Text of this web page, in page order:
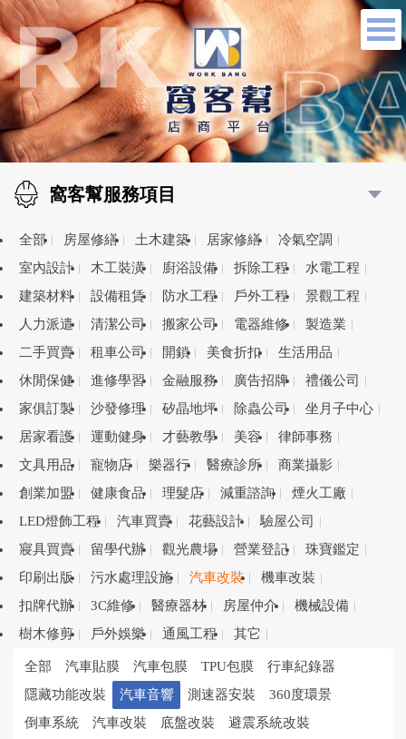
窩客幫服務項目
全部 房屋修繕 土木建築 居家修繕
冷氣空調
室內設計
木工裝潢 廚浴設備 拆除工程
水電工程
建築材料
設備租賃 防水工程 戶外工程
景觀工程
人力派遣
清潔公司 搬家公司 電器維修
製造業
二手買賣
租車公司 開鎖 美食折扣
生活用品
休閒保健
進修學習 金融服務 廣告招牌
禮儀公司
家俱訂製
沙發修理 矽晶地坪 除蟲公司
坐月子中心
居家看護
運動健身 才藝教學 美容
律師事務
文具用品
寵物店 樂器行 醫療診所
商業攝影
創業加盟
健康食品 理髮店 減重諮詢
煙火工廠
LED燈飾工程
汽車買賣 花藝設計
驗屋公司
寢具買賣
留學代辦 觀光農場 營業登記
珠寶鑑定
印刷出版
污水處理設施 汽車改裝
機車改裝
扣牌代辦
3C維修 醫療器材 房屋仲介
機械設備
樹木修剪
戶外娛樂 通風工程 其它
全部 汽車貼膜 汽車包膜 TPU包膜
行車紀錄器
隱藏功能改裝
汽車音響 測速器安裝
360度環景
倒車系統
汽車改裝 底盤改裝
避震系統改裝